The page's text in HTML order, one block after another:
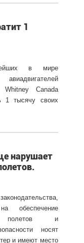
1
в мире
Canada
1 тысячу своих
нарушает
обеспечение
полетов и
носят
и имеют место